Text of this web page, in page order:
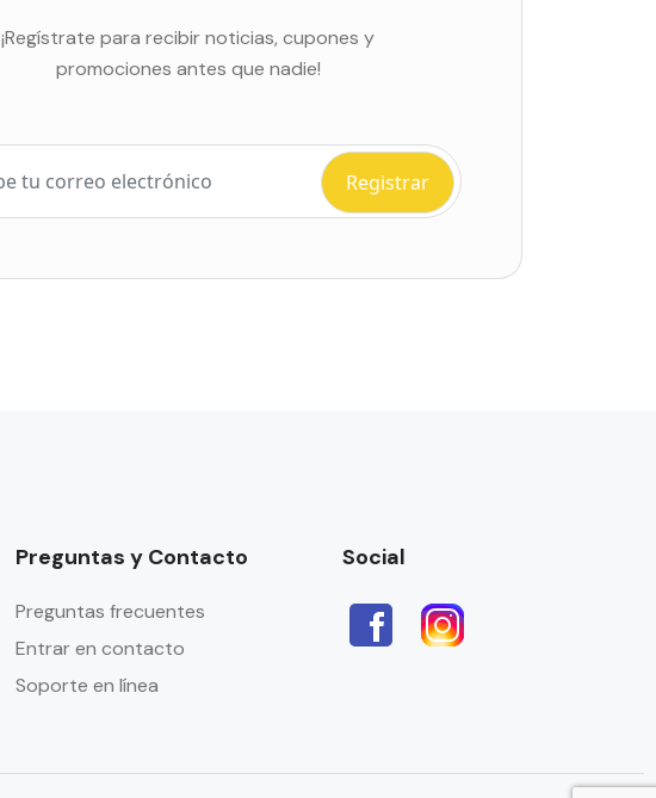
¡Regístrate para recibir noticias, cupones y
promociones antes que nadie!
Preguntas y Contacto
Preguntas frecuentes
Entrar en contacto
Soporte en línea
Social